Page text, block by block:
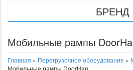
ПЕРЕГРУЗОЧНОЕ
БРЕНД
Мобильные рампы
Главная » Перегрузочное оборудование »